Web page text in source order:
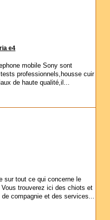
e4
mobile Sony sont
professionnels,housse cuir
de haute qualité,il...
sur tout ce qui concerne le
trouverez ici des chiots et
compagnie et des services...